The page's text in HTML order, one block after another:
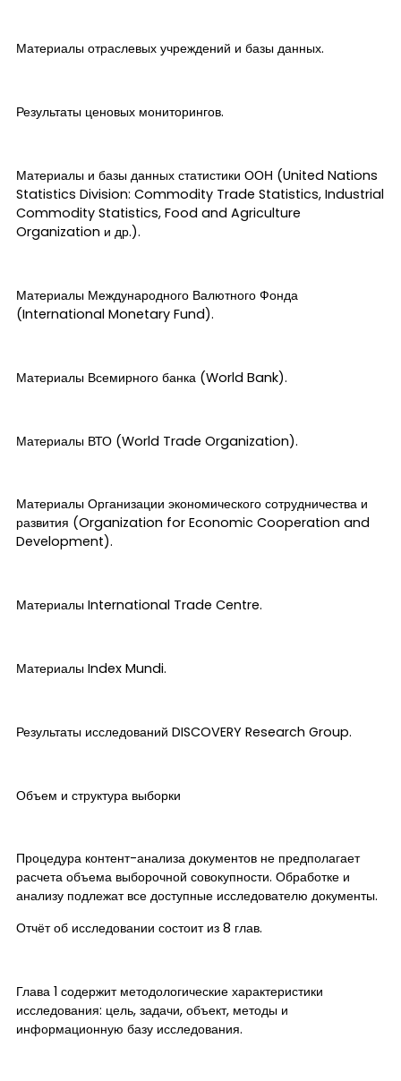
Материалы отраслевых учреждений и базы данных.
Результаты ценовых мониторингов.
Материалы и базы данных статистики ООН (United Nations
Statistics Division: Commodity Trade Statistics, Industrial
Commodity Statistics, Food and Agriculture
Organization и др.).
Материалы Международного Валютного Фонда
(International Monetary Fund).
Материалы Всемирного банка (World Bank).
Материалы ВТО (World Trade Organization).
Материалы Организации экономического сотрудничества и
развития (Organization for Economic Cooperation and
Development).
Материалы International Trade Centre.
Материалы Index Mundi.
Результаты исследований DISCOVERY Research Group.
Объем и структура выборки
Процедура контент-анализа документов не предполагает
расчета объема выборочной совокупности. Обработке и
анализу подлежат все доступные исследователю документы.
Отчёт об исследовании состоит из 8 глав.
Глава 1 содержит методологические характеристики
исследования: цель, задачи, объект, методы и
информационную базу исследования.